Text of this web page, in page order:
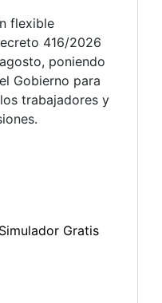
flexible
416/2026
poniendo
Gobierno para
trabajadores y